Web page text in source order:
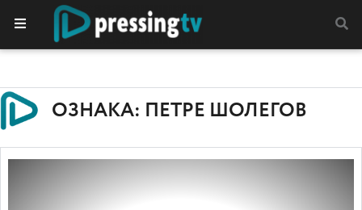
ОЗНАКА: ПЕТРЕ ШОЛЕГОВ